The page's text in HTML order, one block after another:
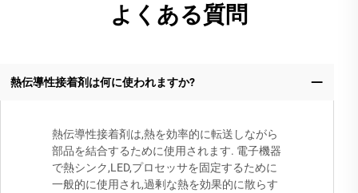
よくある質問
熱伝導性接着剤は何に使われますか?
熱伝導性接着剤は,熱を効率的に転送しながら
部品を結合するために使用されます. 電子機器
で熱シンク,LED,プロセッサを固定するために
一般的に使用され,過剰な熱を効果的に散らす